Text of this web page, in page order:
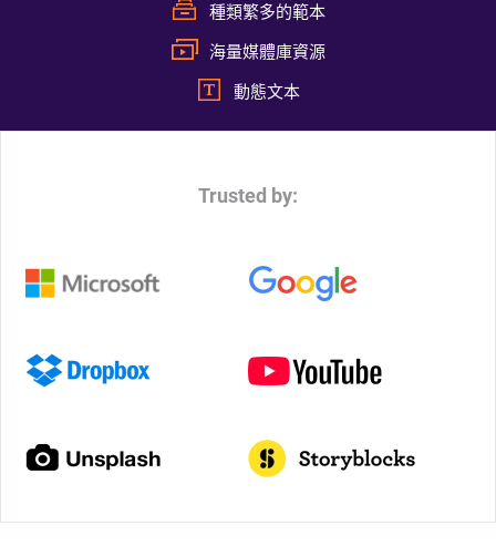
種類繁多的範本
海量媒體庫資源
動態文本
Trusted by: